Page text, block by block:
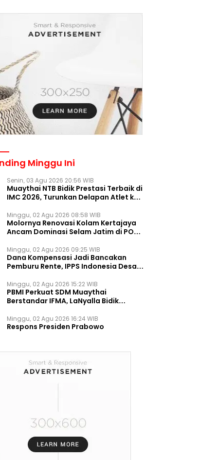
Minggu Ini
Senin, 03 Agu 2026 20:56 WIB
Muaythai NTB Bidik Prestasi Terbaik di
IMC 2026, Turunkan Delapan Atlet ke
Minggu, 02 Agu 2026 08:58 WIB
Molornya Renovasi Kolam Kertajaya
Ancam Dominasi Selam Jatim di PON
Minggu, 02 Agu 2026 09:25 WIB
Dana Kompensasi Jadi Bancakan
Pemburu Rente, IPPS Indonesia Desak
Permanen
Minggu, 02 Agu 2026 15:22 WIB
PBMI Perkuat SDM Muaythai
Berstandar IFMA, LaNyalla Bidik
Minggu, 02 Agu 2026 16:24 WIB
Respons Presiden Prabowo